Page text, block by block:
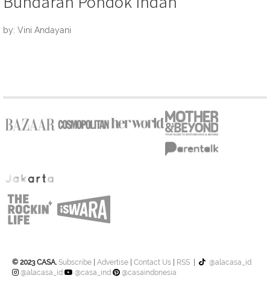
by: Vini Andayani
© 2023 CASA. Subscribe Advertise Contact Us RSS
@alacasa_id
@alacasa_id
@casa_ind @casaindonesia